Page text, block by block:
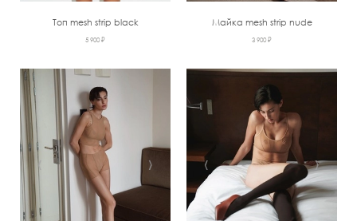
Топ mesh strip black
5 900 ₽
Майка mesh strip nude
3 900 ₽
‹ › ‹ ›